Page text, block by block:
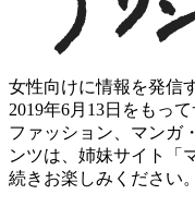
女性向けに情報を発信
2019年6月13日をもっ
ファッション、マンガ
ンツは、姉妹サイト「
続きお楽しみください。